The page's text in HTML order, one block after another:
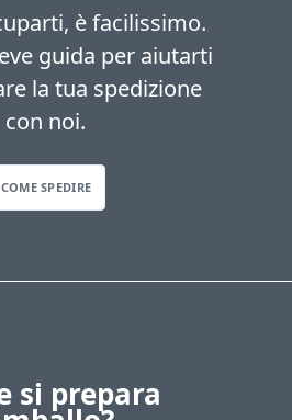
è facilissimo.
guida per aiutarti
la tua spedizione
con noi.
COME SPEDIRE
si prepara